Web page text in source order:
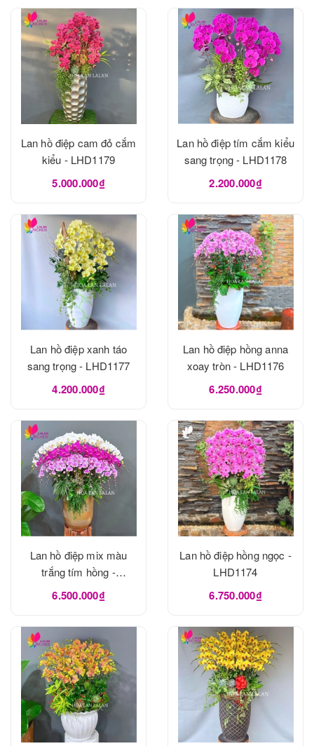
Lan hồ điệp cam đỏ cắm
kiểu - LHD1179
5.000.000₫
Lan hồ điệp tím cắm kiểu
sang trọng - LHD1178
2.200.000₫
Lan hồ điệp xanh táo
sang trọng - LHD1177
4.200.000₫
Lan hồ điệp hồng anna
xoay tròn - LHD1176
6.250.000₫
Lan hồ điệp mix màu
trắng tím hồng -
LHD1175
6.500.000₫
Lan hồ điệp hồng ngọc -
LHD1174
6.750.000₫